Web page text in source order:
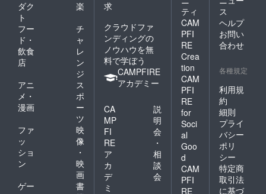
ダク
ト
楽
フー
ド・
飲食
店
チ
ャ
レ
ン
ジ
アニ
メ・
漫画
ス
ポ
ー
ツ
ファ
ッ
ショ
ン
映
像
・
映
画
ゲー
書
求
クラウドファ
ンディングの
ノウハウを無
料で学ぼう
CAMPFIRE
アカデミー
CA
MP
FI
RE
ア
カ
デ
ミ
説
明
会
・
相
談
会
ティ
CAM
PFI
RE
Crea
tion
CAM
PFI
RE
for
Soci
al
Goo
d
CAM
PFI
RE
ス
ヘルプ
お問い
合わせ
各種規定
利用規
約
細則
プライ
バシー
ポリ
シー
特定商
取引法
に基づ